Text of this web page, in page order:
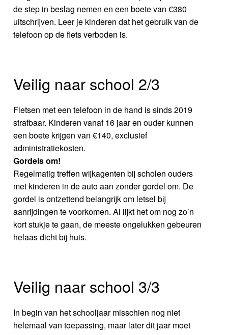
de step in beslag nemen en een boete van €380
uitschrijven. Leer je kinderen dat het gebruik van de
telefoon op de fiets verboden is.
Veilig naar school 2/3
Fietsen met een telefoon in de hand is sinds 2019
strafbaar. Kinderen vanaf 16 jaar en ouder kunnen
een boete krijgen van €140, exclusief
administratiekosten.
Gordels om!
Regelmatig treffen wijkagenten bij scholen ouders
met kinderen in de auto aan zonder gordel om. De
gordel is ontzettend belangrijk om letsel bij
aanrijdingen te voorkomen. Al lijkt het om nog zo’n
kort stukje te gaan, de meeste ongelukken gebeuren
helaas dicht bij huis.
Veilig naar school 3/3
In begin van het schooljaar misschien nog niet
helemaal van toepassing, maar later dit jaar moet